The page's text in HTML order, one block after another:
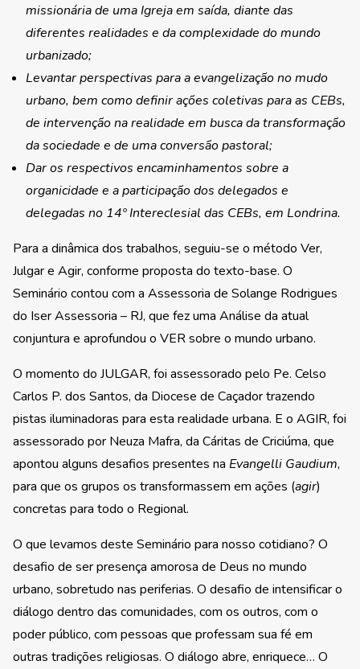
missionária de uma Igreja em saída, diante das
diferentes realidades e da complexidade do mundo
urbanizado;
Levantar perspectivas para a evangelização no mudo
urbano, bem como definir ações coletivas para as CEBs,
de intervenção na realidade em busca da transformação
da sociedade e de uma conversão pastoral;
Dar os respectivos encaminhamentos sobre a
organicidade e a participação dos delegados e
delegadas no 14º Intereclesial das CEBs, em Londrina.
Para a dinâmica dos trabalhos, seguiu-se o método Ver,
Julgar e Agir, conforme proposta do texto-base. O
Seminário contou com a Assessoria de Solange Rodrigues
do Iser Assessoria – RJ, que fez uma Análise da atual
conjuntura e aprofundou o VER sobre o mundo urbano.
O momento do JULGAR, foi assessorado pelo Pe. Celso
Carlos P. dos Santos, da Diocese de Caçador trazendo
pistas iluminadoras para esta realidade urbana. E o AGIR, foi
assessorado por Neuza Mafra, da Cáritas de Criciúma, que
apontou alguns desafios presentes na Evangelli Gaudium,
para que os grupos os transformassem em ações (agir)
concretas para todo o Regional.
O que levamos deste Seminário para nosso cotidiano? O
desafio de ser presença amorosa de Deus no mundo
urbano, sobretudo nas periferias. O desafio de intensificar o
diálogo dentro das comunidades, com os outros, com o
poder público, com pessoas que professam sua fé em
outras tradições religiosas. O diálogo abre, enriquece… O